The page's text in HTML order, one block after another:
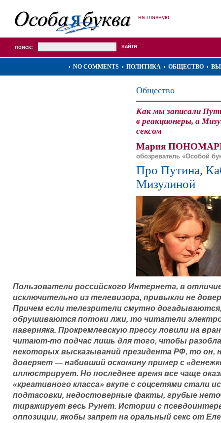
на главную
поиск:
NO COMMENTS ПОЛИТИКА ОБЩЕСТВО
Общество
Как мы записали
в реакционеры, а
сексом
Мария
обозреватель «Особой
Про Путина,
Мизулиной
Пользователи российского Интернета, в
исключительно из телевизора, привыкли не
Причем если телезрители смутно
обрушиваются потоки лжи, то читатели
наверняка. Прокремлевскую прессу ловили на
читают-то подчас лишь для того, чтобы
некоторых высказываний президента РФ, то он,
доверяет — набивший оскомину пример с
иллюстрирует. Но последнее время все чаще
«креативного класса» вкупе с соцсетями стали
подтасовки, недостоверные факты, грубые
тиражирует весь Рунет. Истории с
оппозиции, якобы запрет на оральный секс от